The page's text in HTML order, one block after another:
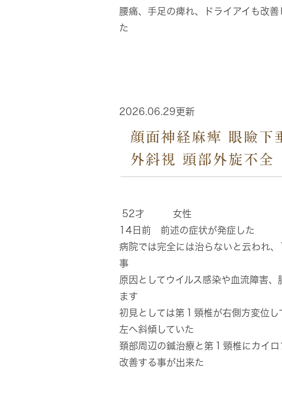
腰痛、手足の痺れ、ドライアイも改
た
2026.06.29更新
顔面神経麻痺 眼瞼下
外斜視 頭部外旋不全
52才 女性
14日前 前述の症状が発症した
病院では完全には治らないと云われ
事
原因としてウイルス感染や血流障害
ます
初見としては第１頸椎が右側方変位
左へ斜傾していた
頚部周辺の鍼治療と第１頸椎にカイ
改善する事が出来た